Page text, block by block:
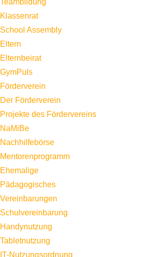
Klassenrat
School Assembly
Eltern
Elternbeirat
GymPuls
Förderverein
Der Förderverein
Projekte des Fördervereins
NaMiBe
Nachhilfebörse
Mentorenprogramm
Ehemalige
Pädagogisches
Vereinbarungen
Schulvereinbarung
Handynutzung
Tabletnutzung
IT-Nutzungsordnung